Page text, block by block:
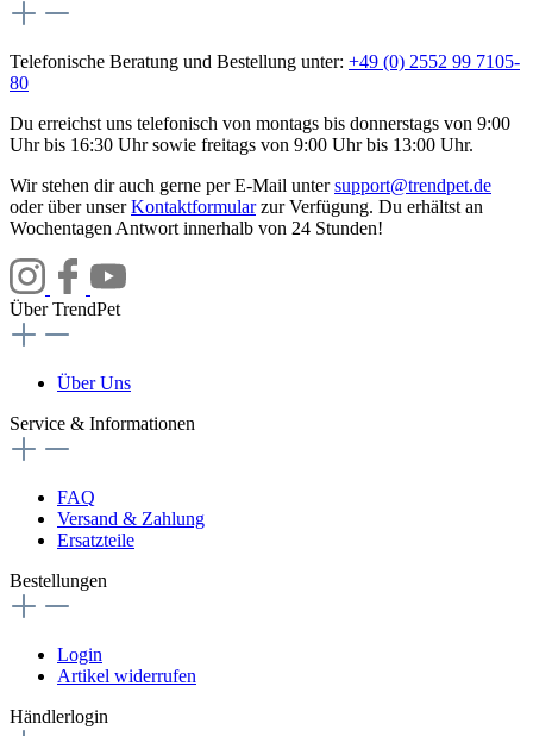
Telefonische Beratung und Bestellung unter: +49 (0) 2552 99 7105-
80
Du erreichst uns telefonisch von montags bis donnerstags von 9:00
Uhr bis 16:30 Uhr sowie freitags von 9:00 Uhr bis 13:00 Uhr.
Wir stehen dir auch gerne per E-Mail untersupport@trendpet.de
oder über unserKontaktformularzur Verfügung. Du erhältst an
Wochentagen Antwort innerhalb von 24 Stunden!
Über TrendPet
Über Uns
Service & Informationen
FAQ
Versand & Zahlung
Ersatzteile
Bestellungen
Login
Artikel widerrufen
Händlerlogin